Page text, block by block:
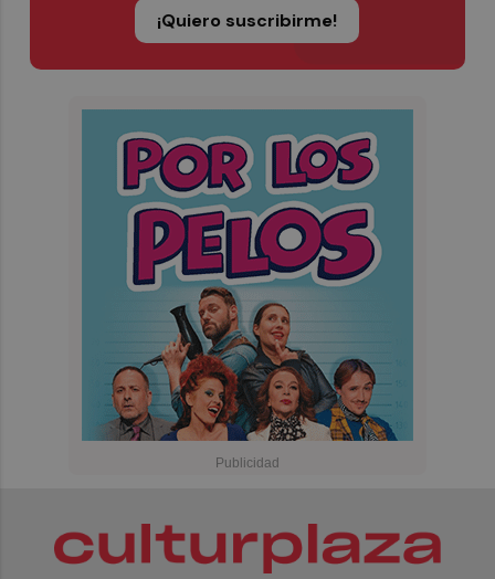
¡Quiero suscribirme!